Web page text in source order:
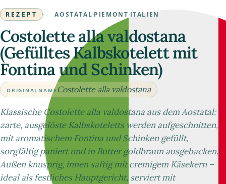
REZEPT · AOSTATAL·PIEMONT ·ITALIEN
Costolette alla valdostana
(Gefülltes Kalbskotelett mit
Fontina und Schinken)
ORIGINALNAME Costolette alla valdostana
Klassische Costolette alla valdostana aus dem Aostatal:
zarte, ausgelöste Kalbskoteletts werden aufgeschnitten,
mit aromatischem Fontina und Schinken gefüllt,
sorgfältig paniert und in Butter goldbraun ausgebacken.
Außen knusprig, innen saftig mit cremigem Käsekern –
ideal als festliches Hauptgericht, serviert mit